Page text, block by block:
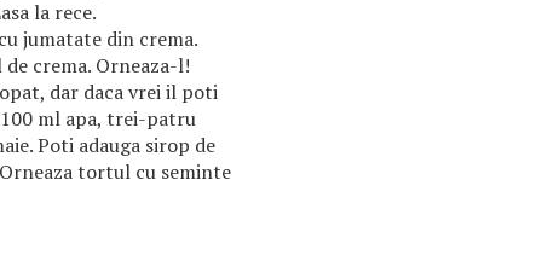
la rece.
jumatate din crema.
crema. Orneaza-l!
dar daca vrei il poti
ml apa, trei-patru
Poti adauga sirop de
tortul cu seminte